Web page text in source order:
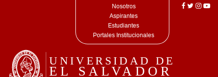
Nosotros
Aspirantes
Estudiantes
Portales Institucionales